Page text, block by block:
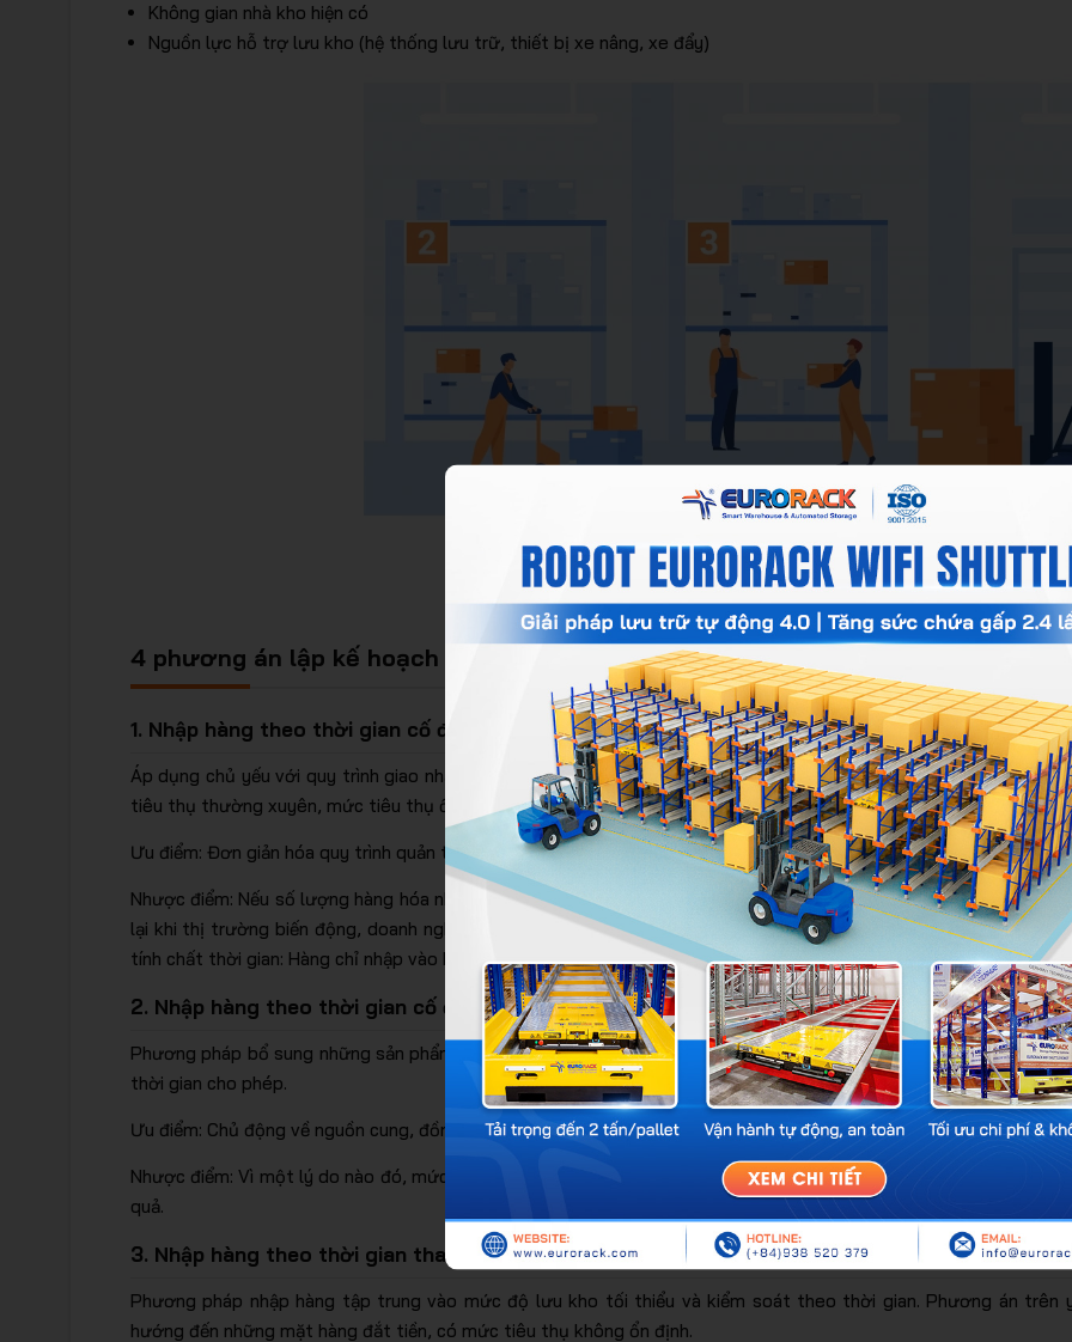
Không gian nhà kho hiện có
Nguồn lực hỗ trợ lưu kho (hệ thống lưu trữ, thiết bị xe nâng, xe đẩy)
4 phương án lập kế hoạch nhập hàng hiệu quả nhất hiện nay
1. Nhập hàng theo thời gian cố định cùng lượng hàng cố định
Áp dụng chủ yếu với quy trình giao nhận định kỳ. Số lượng hàng hóa gần như tương đương cho các chu kỳ giao
tiêu thụ thường xuyên, mức tiêu thụ ổn định.
Ưu điểm: Đơn giản hóa quy trình quản trị kho.
Nhược điểm: Nếu số lượng hàng hóa nhập kho không được tính toán cẩn thận dẫn đến sai số, hệ lụy tồn kho
lại khi thị trường biến động, doanh nghiệp khó đáp ứng nhanh nhu cầu người tiêu dùng. Phần nguyên nhân đến
tính chất thời gian: Hàng chỉ nhập vào kho định kỳ.
2. Nhập hàng theo thời gian cố định và lượng hàng thay đổi
Phương pháp bổ sung những sản phẩm có tiềm năng tối ưu doanh thu cao hơn. Căn cứ trên kết quả phân tích
thời gian cho phép.
Ưu điểm: Chủ động về nguồn cung, đồng nghĩa với việc làm chủ nguồn vốn cùng với đó là lợi thế đơn giản hóa quy
Nhược điểm: Vì một lý do nào đó, mức tiêu thụ ở điểm thời gian xác lậpkế hoạch nhập hàng
quả.
3. Nhập hàng theo thời gian thay đổi và lượng hàng cố định
Phương pháp nhập hàng tập trung vào mức độ lưu kho tối thiểu và kiểm soát theo thời gian. Phương án trên
hướng đến những mặt hàng đắt tiền, có mức tiêu thụ không ổn định.